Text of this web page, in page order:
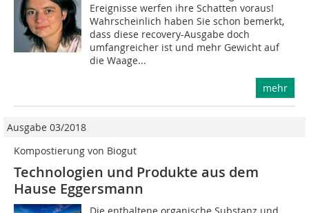
Ereignisse werfen ihre Schatten voraus!
Wahrscheinlich haben Sie schon bemerkt,
dass diese recovery-Ausgabe doch
umfangreicher ist und mehr Gewicht auf
die Waage...
mehr
Ausgabe 03/2018
Kompostierung von Biogut
Technologien und Produkte aus dem
Hause Eggersmann